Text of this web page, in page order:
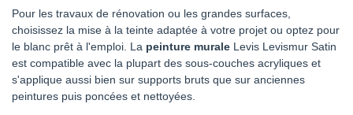
Pour les travaux de rénovation ou les grandes surfaces,
choisissez la mise à la teinte adaptée à votre projet ou optez pour
le blanc prêt à l'emploi. La peinture murale Levis Levismur Satin
est compatible avec la plupart des sous-couches acryliques et
s'applique aussi bien sur supports bruts que sur anciennes
peintures puis poncées et nettoyées.